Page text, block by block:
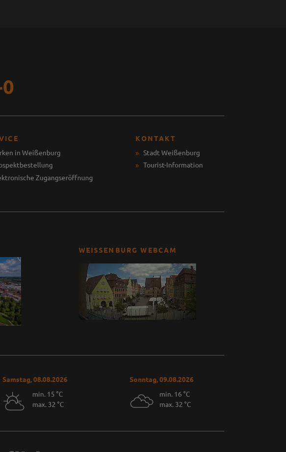
in Weißenburg
Zugangseröffnung
KONTAKT
Stadt Weißenburg
Tourist-Information
WEISSENBURG WEBCAM
Samstag, 08.08.2026
min. 15 °C
max. 32 °C
Sonntag, 09.08.2026
min. 16 °C
max. 32 °C